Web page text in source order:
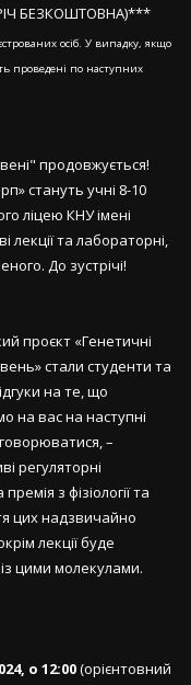
БЕЗКОШТОВНА)***
осіб. У випадку, якщо
проведені по наступних
продовжується!
стануть учні 8-10
ліцею КНУ імені
лекції та лабораторні,
До зустрічі!
проєкт «Генетичні
стали студенти та
на те, що
на вас на наступні
–
регуляторні
з фізіології та
цих надзвичайно
лекції буде
цими молекулами.
о 12:00(орієнтовний